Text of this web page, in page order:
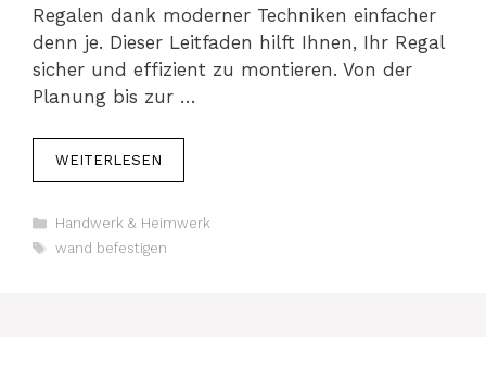
Regalen dank moderner Techniken einfacher
denn je. Dieser Leitfaden hilft Ihnen, Ihr Regal
sicher und effizient zu montieren. Von der
Planung bis zur …
WEITERLESEN
Kategorien
Handwerk & Heimwerk
Schlagwörter
wand befestigen